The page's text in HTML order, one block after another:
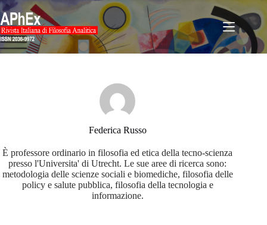
Salta
al
contenuto
Federica Russo
È professore ordinario in filosofia ed etica della tecno-scienza
presso l'Universita' di Utrecht. Le sue aree di ricerca sono:
metodologia delle scienze sociali e biomediche, filosofia delle
policy e salute pubblica, filosofia della tecnologia e
informazione.